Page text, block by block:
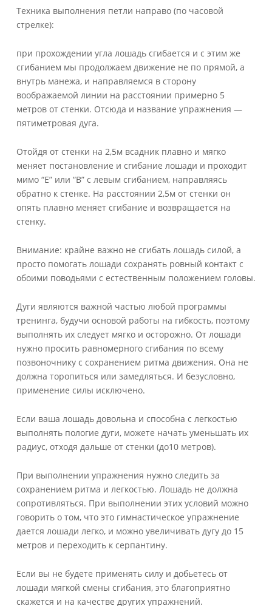
Техника выполнения петли направо (по часовой
стрелке):
при прохождении угла лошадь сгибается и с этим же
сгибанием мы продолжаем движение не по прямой, а
внутрь манежа, и направляемся в сторону
воображаемой линии на расстоянии примерно 5
метров от стенки. Отсюда и название упражнения —
пятиметровая дуга.
Отойдя от стенки на 2,5м всадник плавно и мягко
меняет постановление и сгибание лошади и проходит
мимо “E” или “B” с левым сгибанием, направляясь
обратно к стенке. На расстоянии 2,5м от стенки он
опять плавно меняет сгибание и возвращается на
стенку.
Внимание: крайне важно не сгибать лошадь силой, а
просто помогать лошади сохранять ровный контакт с
обоими поводьями с естественным положением головы.
Дуги являются важной частью любой программы
тренинга, будучи основой работы на гибкость, поэтому
выполнять их следует мягко и осторожно. От лошади
нужно просить равномерного сгибания по всему
позвоночнику с сохранением ритма движения. Она не
должна торопиться или замедляться. И безусловно,
применение силы исключено.
Если ваша лошадь довольна и способна с легкостью
выполнять пологие дуги, можете начать уменьшать их
радиус, отходя дальше от стенки (до10 метров).
При выполнении упражнения нужно следить за
сохранением ритма и легкостью. Лошадь не должна
сопротивляться. При выполнении этих условий можно
говорить о том, что это гимнастическое упражнение
дается лошади легко, и можно увеличивать дугу до 15
метров и переходить к серпантину.
Если вы не будете применять силу и добьетесь от
лошади мягкой смены сгибания, это благоприятно
скажется и на качестве других упражнений.